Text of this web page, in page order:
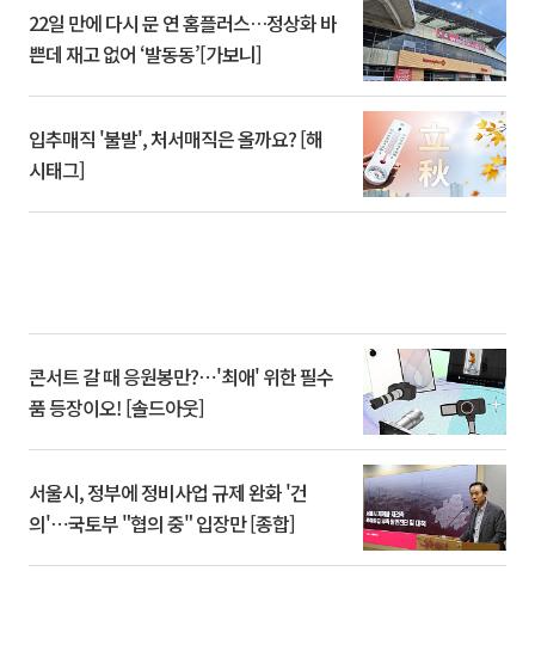
22일 만에 다시 문 연 홈플러스…정상화 바
쁜데 재고 없어 ‘발동동’[가보니]
입추매직 '불발', 처서매직은 올까요? [해
시태그]
콘서트 갈 때 응원봉만?⋯'최애' 위한 필수
품 등장이오! [솔드아웃]
서울시, 정부에 정비사업 규제 완화 '건
의'⋯국토부 "협의 중" 입장만 [종합]